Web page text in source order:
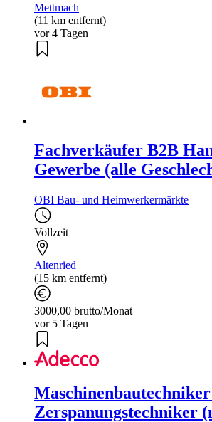
Mettmach
(11 km entfernt)
vor 4 Tagen
Fachverkäufer B2B
Gewerbe (alle
OBI Bau- und Heimwerkermärkte
Vollzeit
Altenried
(15 km entfernt)
3000,00 brutto/Monat
vor 5 Tagen
Zerspanungstechniker